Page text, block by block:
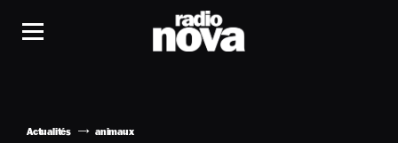
Actualités animaux